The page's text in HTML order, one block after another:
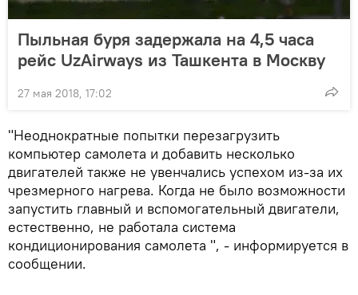
Пыльная буря задержала на 4,5 часа
рейс UzAirways из Ташкента в Москву
27 мая 2018, 17:02
"Неоднократные попытки перезагрузить
компьютер самолета и добавить несколько
двигателей также не увенчались успехом из-за их
чрезмерного нагрева. Когда не было возможности
запустить главный и вспомогательный двигатели,
естественно, не работала система
кондиционирования самолета ", - информируется в
сообщении.